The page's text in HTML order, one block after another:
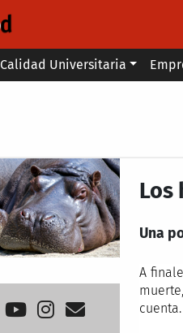
Calidad Universitaria
Los
Una
A